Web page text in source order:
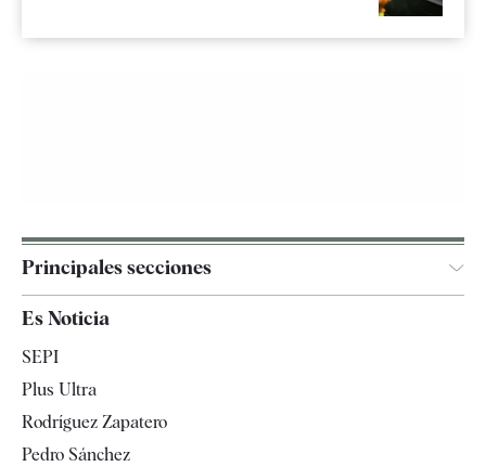
Principales secciones
España
Televisión
Es Noticia
SEPI
Plus Ultra
Rodríguez Zapatero
Pedro Sánchez